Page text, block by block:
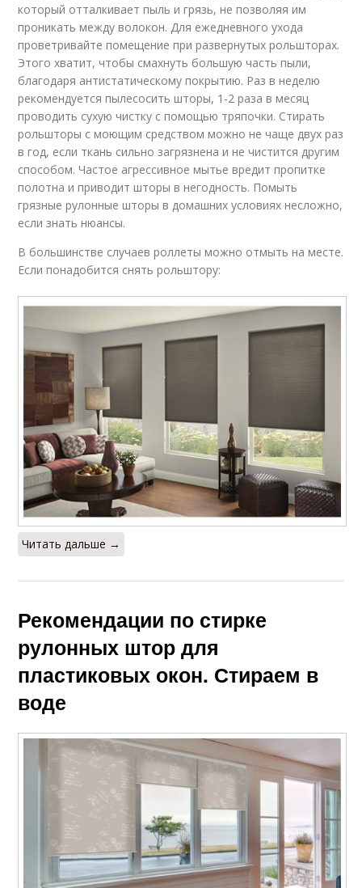
который отталкивает пыль и грязь, не позволяя им
проникать между волокон. Для ежедневного ухода
проветривайте помещение при развернутых рольшторах.
Этого хватит, чтобы смахнуть большую часть пыли,
благодаря антистатическому покрытию. Раз в неделю
рекомендуется пылесосить шторы, 1-2 раза в месяц
проводить сухую чистку с помощью тряпочки. Стирать
рольшторы с моющим средством можно не чаще двух раз
в год, если ткань сильно загрязнена и не чистится другим
способом. Частое агрессивное мытье вредит пропитке
полотна и приводит шторы в негодность. Помыть
грязные рулонные шторы в домашних условиях несложно,
если знать нюансы.
В большинстве случаев роллеты можно отмыть на месте.
Если понадобится снять рольштору:
Читать дальше →
Рекомендации по стирке
рулонных штор для
пластиковых окон. Стираем в
воде